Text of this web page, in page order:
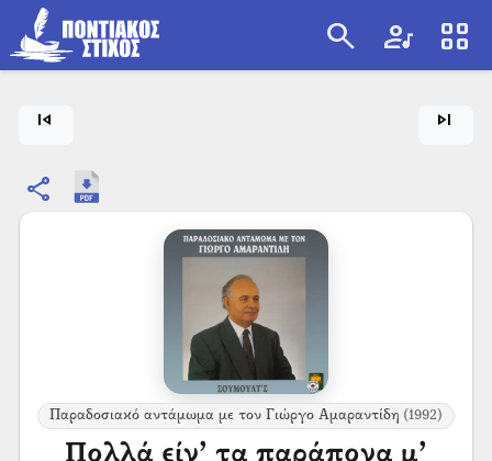
search artist view_cozy
skip_previous skip_next
share
Παραδοσιακό αντάμωμα με τον Γιώργο Αμαραντίδη (1992)